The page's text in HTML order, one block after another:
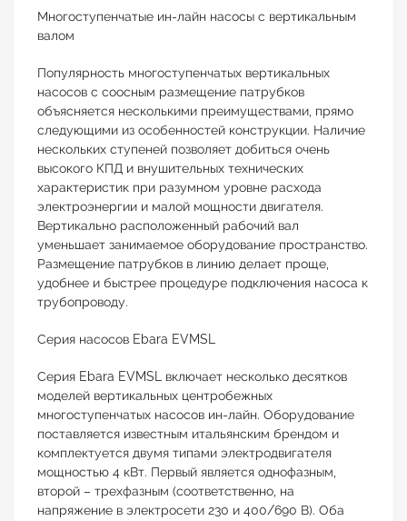
Многоступенчатые ин-лайн насосы с вертикальным
валом
Популярность многоступенчатых вертикальных
насосов с соосным размещение патрубков
объясняется несколькими преимуществами, прямо
следующими из особенностей конструкции. Наличие
нескольких ступеней позволяет добиться очень
высокого КПД и внушительных технических
характеристик при разумном уровне расхода
электроэнергии и малой мощности двигателя.
Вертикально расположенный рабочий вал
уменьшает занимаемое оборудование пространство.
Размещение патрубков в линию делает проще,
удобнее и быстрее процедуре подключения насоса к
трубопроводу.
Серия насосов Ebara EVMSL
Серия Ebara EVMSL включает несколько десятков
моделей вертикальных центробежных
многоступенчатых насосов ин-лайн. Оборудование
поставляется известным итальянским брендом и
комплектуется двумя типами электродвигателя
мощностью 4 кВт. Первый является однофазным,
второй – трехфазным (соответственно, на
напряжение в электросети 230 и 400/690 В). Оба